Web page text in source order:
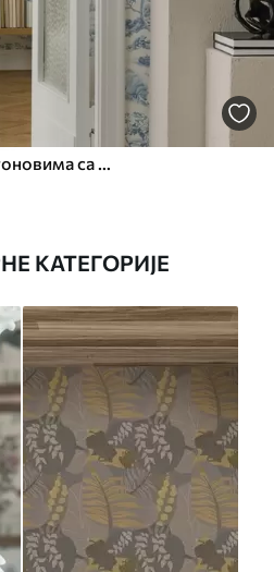
Сеоски пејзаж у плавим тоновима са овцама и дрвећем
КАТЕГОРИЈЕ